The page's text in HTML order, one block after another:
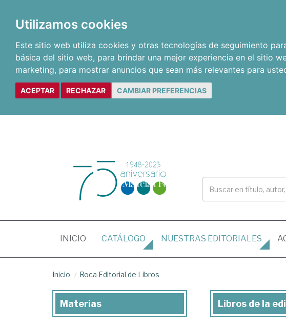
Utilizamos cookies
Este sitio web utiliza cookies y otras tecnologías de seguimiento
básica del sitio web, para brindar una mejor experiencia en el sitio
marketing, para mostrar anuncios que sean más relevantes para
ACEPTAR RECHAZAR CAMBIAR PREFERENCIAS
INICIO (CURRENT)
CATÁLOGO NUESTRAS EDITORIALES
Inicio Roca Editorial de Libros
Libros
Libros de la
Materias